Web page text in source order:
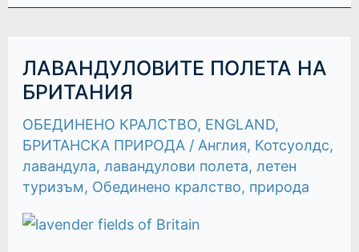
ЛАВАНДУЛОВИТЕ ПОЛЕТА НА
БРИТАНИЯ
ОБЕДИНЕНО КРАЛСТВО, ENGLAND,
БРИТАНСКА ПРИРОДА/ Англия, Котсуолдс,
лавандула, лавандулови полета, летен
туризъм, Обединено кралство, природа
ЛАВАНДУЛОВИТЕ
ПОЛЕТА
НА
БРИТАНИЯ